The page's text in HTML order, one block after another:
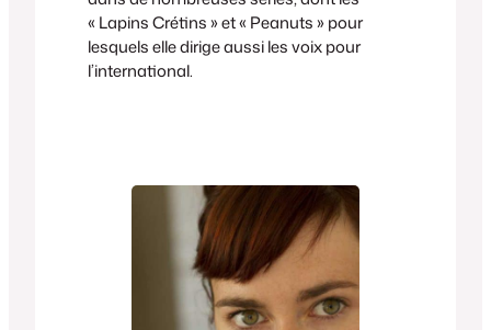
« Lapins Crétins » et « Peanuts » pour
lesquels elle dirige aussi les voix pour
l’international.